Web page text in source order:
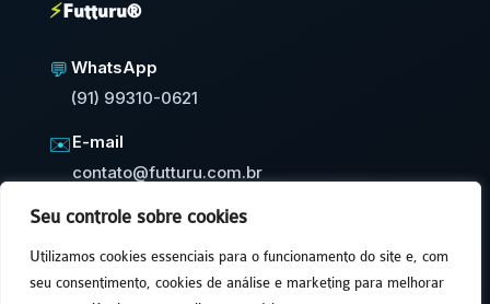
Seu controle sobre cookies
Utilizamos cookies essenciais para o funcionamento do site e, com
seu consentimento, cookies de análise e marketing para melhorar
⚡Futturu®
💬 WhatsApp
(91) 99310-0621
✉️E-mail
contato@futturu.com.br
⚡Resposta em até 24h úteis